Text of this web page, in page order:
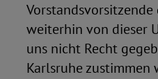
weiterhin von dieser
uns nicht Recht
Karlsruhe zustimmen